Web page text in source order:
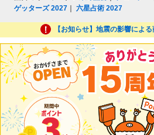
ゲッターズ 2027 ｜六星占術 2027
【お知らせ】地震の影響によ